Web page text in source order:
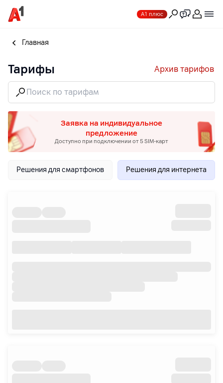
А1 плюс
Главная
Тарифы Архив тарифов
Заявка на индивидуальное
предложение
Доступно при подключении от 5 SIM-карт
Решения для смартфонов Решения для интернета